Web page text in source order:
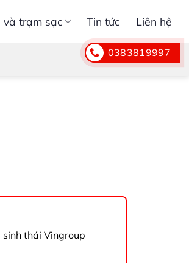
và trạm sạc Tin tức Liên hệ
0383819997
thái Vingroup